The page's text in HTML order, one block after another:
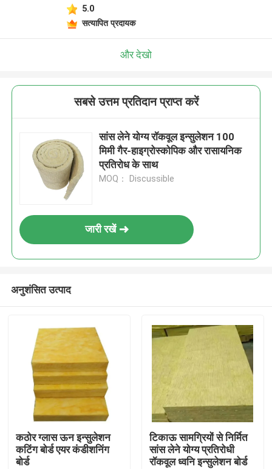
5.0
सत्यापित प्रदायक
और देखो
सबसे उत्तम प्रतिदान प्राप्त करें
सांस लेने योग्य रॉकवूल इन्सुलेशन 100
मिमी गैर-हाइग्रोस्कोपिक और रासायनिक
प्रतिरोध के साथ
MOQ： Discussible
जारी रखें
अनुशंसित उत्पाद
कठोर ग्लास ऊन इन्सुलेशन
कटिंग बोर्ड एयर कंडीशनिंग
बोर्ड
टिकाऊ सामग्रियों से निर्मित
सांस लेने योग्य प्रतिरोधी
रॉकवूल ध्वनि इन्सुलेशन बोर्ड